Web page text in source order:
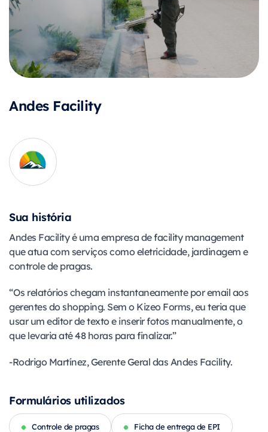
Andes Facility
Sua história
Andes Facility é uma empresa de facility management
que atua com serviços como eletricidade, jardinagem e
controle de pragas.
“Os relatórios chegam instantaneamente por email aos
gerentes do shopping. Sem o Kizeo Forms, eu teria que
usar um editor de texto e inserir fotos manualmente, o
que levaria até 48 horas para finalizar.”
-Rodrigo Martínez, Gerente Geral das Andes Facility.
Formulários utilizados
Controle de pragas Ficha de entrega de EPI